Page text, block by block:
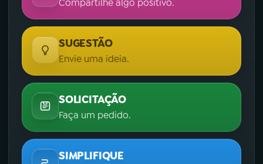
Compartilhe algo positivo.
SUGESTÃO
Envie uma ideia.
SOLICITAÇÃO
Faça um pedido.
SIMPLIFIQUE